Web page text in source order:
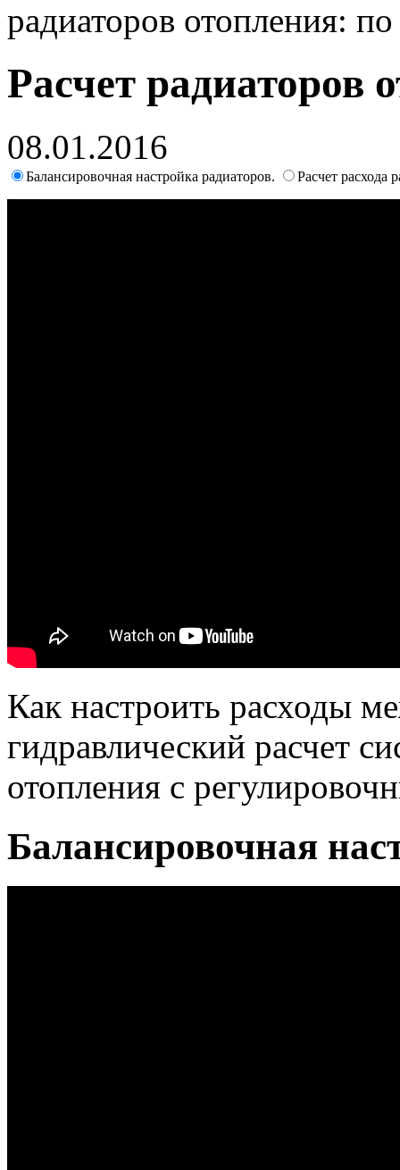
радиаторов отопления:
Расчет радиаторов
08.01.2016
Балансировочная настройка радиаторов. Расчет расхода
Как настроить расходы
гидравлический расчет
отопления с
Балансировочная